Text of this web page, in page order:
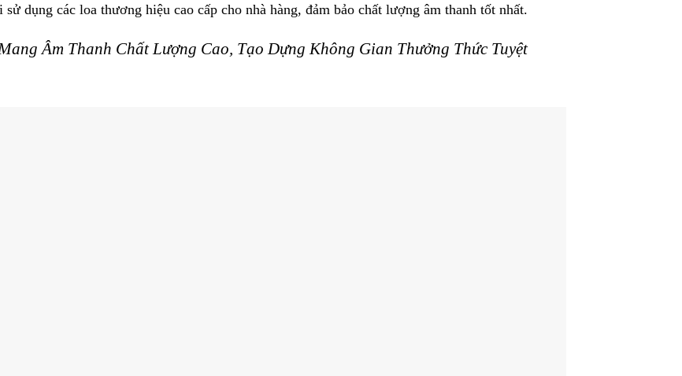
dụng các loa thương hiệu cao cấp cho nhà hàng, đảm bảo chất lượng âm thanh tốt nhất.
Âm Thanh Chất Lượng Cao, Tạo Dựng Không Gian Thưởng Thức Tuyệt